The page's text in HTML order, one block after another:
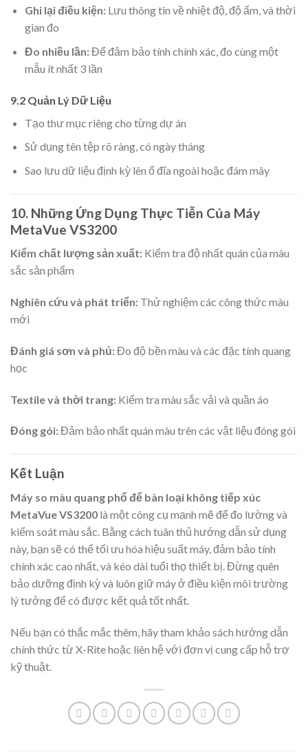
Ghi lại điều kiện:Lưu thông tin về nhiệt độ, độ ẩm, và thời
gian đo
Đo nhiều lần:Để đảm bảo tính chính xác, đo cùng một
mẫu ít nhất 3 lần
9.2 Quản Lý Dữ Liệu
Tạo thư mục riêng cho từng dự án
Sử dụng tên tệp rõ ràng, có ngày tháng
Sao lưu dữ liệu định kỳ lên ổ đĩa ngoài hoặc đám mây
10. Những Ứng Dụng Thực Tiễn Của Máy
MetaVue VS3200
Kiểm chất lượng sản xuất: Kiểm tra độ nhất quán của màu
sắc sản phẩm
Nghiên cứu và phát triển: Thử nghiệm các công thức màu
mới
Đánh giá sơn và phủ:Đo độ bền màu và các đặc tính quang
học
Textile và thời trang: Kiểm tra màu sắc vải và quần áo
Đóng gói:Đảm bảo nhất quán màu trên các vật liệu đóng gói
Kết Luận
Máy so màu quang phổ để bàn loại không tiếp xúc
MetaVue VS3200 là một công cụ mạnh mẽ để đo lường và
kiểm soát màu sắc. Bằng cách tuân thủ hướng dẫn sử dụng
này, bạn sẽ có thể tối ưu hóa hiệu suất máy, đảm bảo tính
chính xác cao nhất, và kéo dài tuổi thọ thiết bị. Đừng quên
bảo dưỡng định kỳ và luôn giữ máy ở điều kiện môi trường
lý tưởng để có được kết quả tốt nhất.
Nếu bạn có thắc mắc thêm, hãy tham khảo sách hướng dẫn
chính thức từ X-Rite hoặc liên hệ với đơn vị cung cấp hỗ trợ
kỹ thuật.